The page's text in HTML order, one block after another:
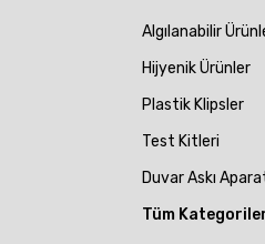
Algılanabilir
Hijyenik Ürünler
Plastik Klipsler
Test Kitleri
Duvar Askı
Tüm